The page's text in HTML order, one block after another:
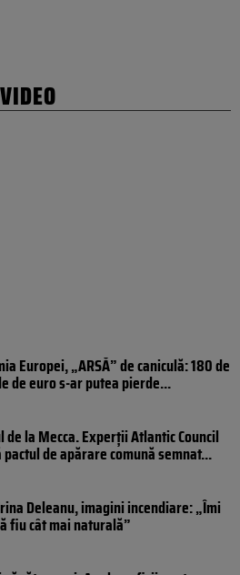
Europei, „ARSĂ” de caniculă: 180 de
de euro s-ar putea pierde...
de la Mecca. Experții Atlantic Council
de apărare comună semnat...
Deleanu, imagini incendiare: „Îmi
fiu cât mai naturală”